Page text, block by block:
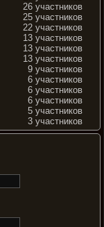
26 участников
25 участников
22 участников
13 участников
13 участников
13 участников
9 участников
6 участников
6 участников
6 участников
5 участников
3 участников